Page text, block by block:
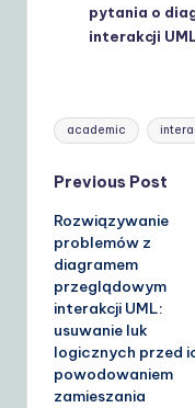
pytania o
interakcji
Tags:
academic
Post
Previous Post
Rozwiązywanie
problemów z
diagramem
przeglądowym
interakcji UML:
usuwanie luk
logicznych przed
powodowaniem
zamieszania